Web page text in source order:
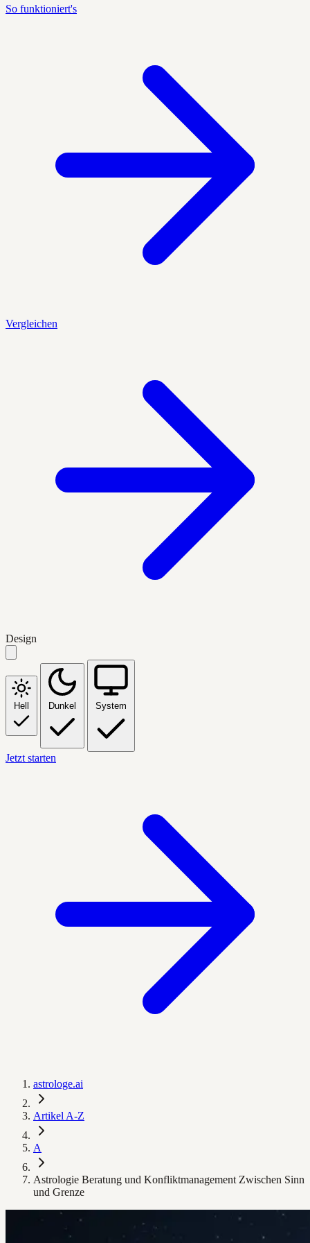
So funktioniert's
Vergleichen
Design
Hell Dunkel System
Jetzt starten
astrologe.ai
Artikel A-Z
A
Astrologie Beratung und Konfliktmanagement Zwischen Sinn
und Grenze